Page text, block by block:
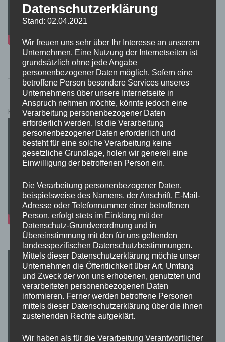
Pokémon Schwert und Schild Kauflink.>LINK<
Datenschutzerklärung
Stand: 02.04.2021
Wir freuen uns sehr über Ihr Interesse an unserem
Unternehmen. Eine Nutzung der Internetseiten ist
grundsätzlich ohne jede Angabe
personenbezogener Daten möglich. Sofern eine
betroffene Person besondere Services unseres
Unternehmens über unsere Internetseite in
Anspruch nehmen möchte, könnte jedoch eine
Verarbeitung personenbezogener Daten
erforderlich werden. Ist die Verarbeitung
personenbezogener Daten erforderlich und
besteht für eine solche Verarbeitung keine
gesetzliche Grundlage, holen wir generell eine
Einwilligung der betroffenen Person ein.
Die Verarbeitung personenbezogener Daten,
beispielsweise des Namens, der Anschrift, E-Mail-
Adresse oder Telefonnummer einer betroffenen
Person, erfolgt stets im Einklang mit der
Datenschutz-Grundverordnung und in
Übereinstimmung mit den für uns geltenden
landesspezifischen Datenschutzbestimmungen.
Mittels dieser Datenschutzerklärung möchte unser
Unternehmen die Öffentlichkeit über Art, Umfang
und Zweck der von uns erhobenen, genutzten und
verarbeiteten personenbezogenen Daten
informieren. Ferner werden betroffene Personen
mittels dieser Datenschutzerklärung über die ihnen
zustehenden Rechte aufgeklärt.
Wir haben als für die Verarbeitung Verantwortlicher